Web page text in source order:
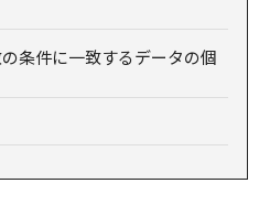
条件に一致するデータの個